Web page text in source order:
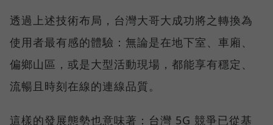
透過上述技術布局，台灣大哥大成功將之轉換為
使用者最有感的體驗：無論是在地下室、車廂、
偏鄉山區，或是大型活動現場，都能享有穩定、
流暢且時刻在線的連線品質。
這樣的發展態勢也意味著：台灣 5G 競爭已從基